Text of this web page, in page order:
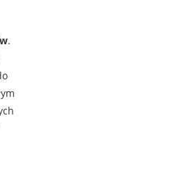
.